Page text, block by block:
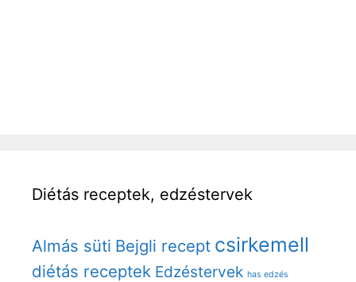
Diétás receptek, edzéstervek
Almás süti Bejgli recept csirkemell
diétás receptek Edzéstervek has edzés